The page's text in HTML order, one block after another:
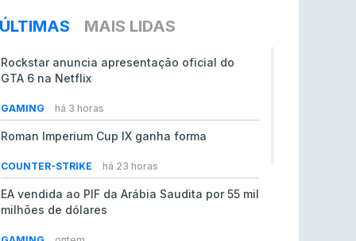
ÚLTIMAS MAIS LIDAS
Rockstar anuncia apresentação oficial do
GTA 6 na Netflix
GAMING há 3 horas
Roman Imperium Cup IX ganha forma
COUNTER-STRIKE há 23 horas
EA vendida ao PIF da Arábia Saudita por 55 mil
milhões de dólares